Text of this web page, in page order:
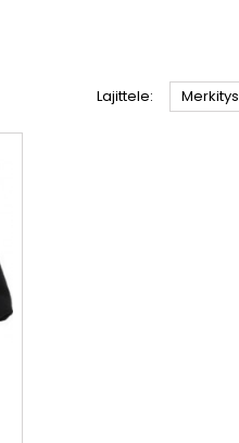
Lajittele: Merkitys